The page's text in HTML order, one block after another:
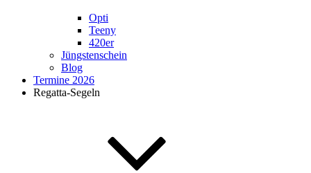
Opti
Teeny
420er
Jüngstenschein
Blog
Termine 2026
Regatta-Segeln